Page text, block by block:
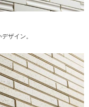
ザイン。